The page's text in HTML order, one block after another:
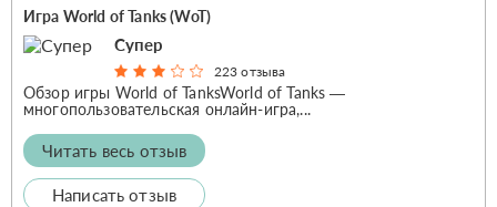
Игра World of Tanks (WoT)
Супер
223 отзыва
Обзор игры World of TanksWorld of Tanks —
многопользовательская онлайн-игра,...
Читать весь отзыв
Написать отзыв